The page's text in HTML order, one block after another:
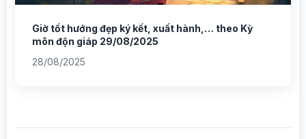
Giờ tốt hướng đẹp ký kết, xuất hành,… theo Kỳ
môn độn giáp 29/08/2025
28/08/2025